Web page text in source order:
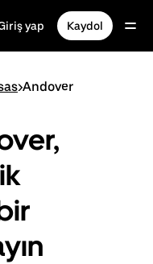
yap Kaydol
>Andover